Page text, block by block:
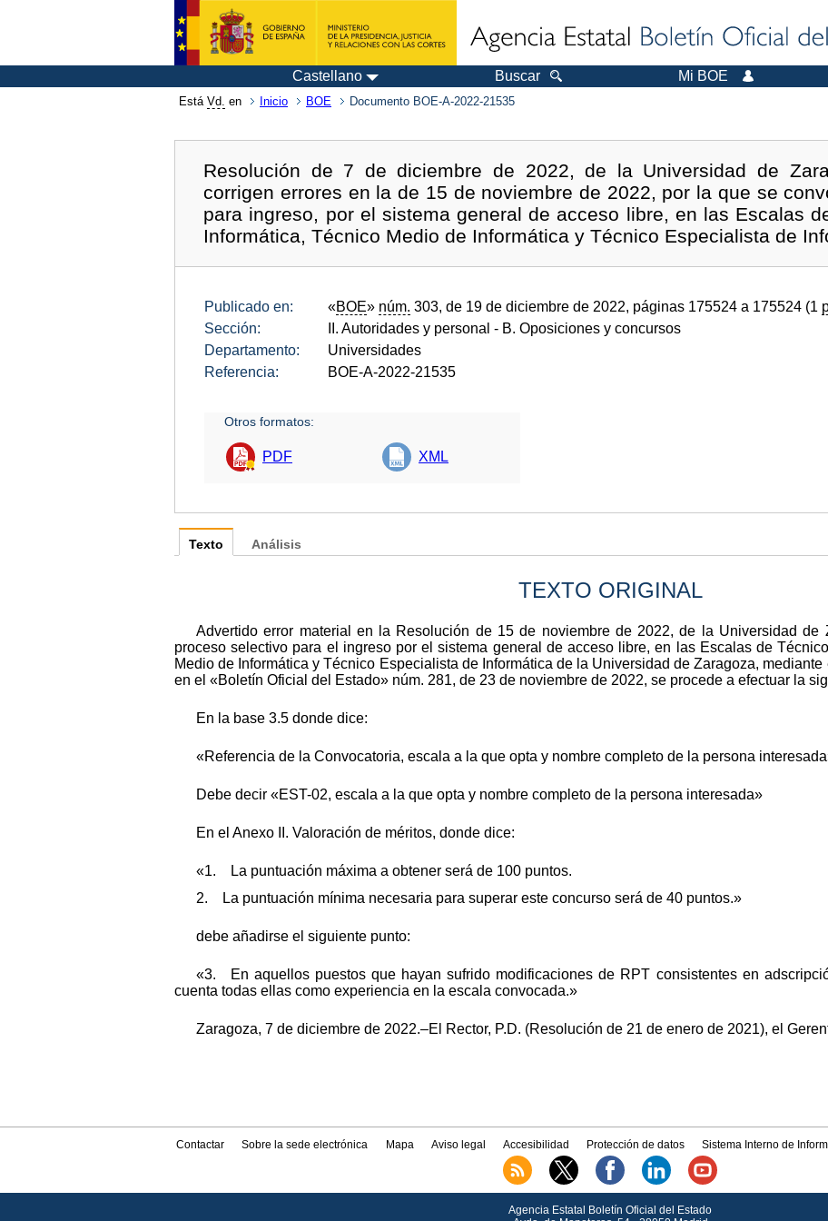
Castellano Buscar Mi BOE
Está Vd. en Inicio BOE Documento BOE-A-2022-21535
Resolución de 7 de diciembre de 2022, de la Universidad de
corrigen errores en la de 15 de noviembre de 2022, por la que se
para ingreso, por el sistema general de acceso libre, en las Escalas
Informática, Técnico Medio de Informática y Técnico Especialista de
Publicado en: «BOE» núm. 303, de 19 de diciembre de 2022, páginas 175524 a 175524 (1
Sección:
II. Autoridades y personal - B. Oposiciones y concursos
Departamento:
Universidades
Referencia:
BOE-A-2022-21535
Otros formatos:
PDF XML
Texto
TEXTO ORIGINAL
Advertido error material en la Resolución de 15 de noviembre de 2022, de la Universidad de
proceso selectivo para el ingreso por el sistema general de acceso libre, en las Escalas de
Medio de Informática y Técnico Especialista de Informática de la Universidad de Zaragoza,
en el «Boletín Oficial del Estado» núm. 281, de 23 de noviembre de 2022, se procede a efectuar la
En la base 3.5 donde dice:
«Referencia de la Convocatoria, escala a la que opta y nombre completo de la persona
Debe decir «EST-02, escala a la que opta y nombre completo de la persona interesada»
En el Anexo II. Valoración de méritos, donde dice:
«1. La puntuación máxima a obtener será de 100 puntos.
2. La puntuación mínima necesaria para superar este concurso será de 40 puntos.»
debe añadirse el siguiente punto:
«3. En aquellos puestos que hayan sufrido modificaciones de RPT consistentes en
cuenta todas ellas como experiencia en la escala convocada.»
Zaragoza, 7 de diciembre de 2022.–El Rector, P.D. (Resolución de 21 de enero de 2021), el
Análisis
Contactar Sobre la sede electrónica Mapa Aviso legal Accesibilidad Protección de datos Sistema Interno de
Agencia Estatal Boletín Oficial del Estado